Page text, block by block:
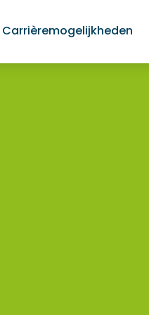
Carrièremogelijkheden